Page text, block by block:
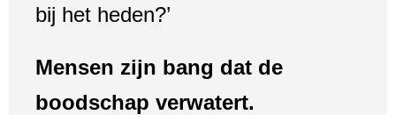
bij het heden?’
Mensen zijn bang dat de
boodschap verwatert.